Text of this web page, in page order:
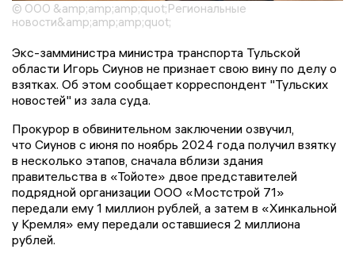
© ООО &amp;amp;amp;quot;Региональные
новости&amp;amp;amp;quot;
Экс-замминистра министра транспорта Тульской
области Игорь Сиунов не признает свою вину по делу о
взятках. Об этом сообщает корреспондент "Тульских
новостей" из зала суда.
Прокурор в обвинительном заключении озвучил,
что Сиунов с июня по ноябрь 2024 года получил взятку
в несколько этапов, сначала вблизи здания
правительства в «Тойоте» двое представителей
подрядной организации ООО «Мостстрой 71»
передали ему 1 миллион рублей, а затем в «Хинкальной
у Кремля» ему передали оставшиеся 2 миллиона
рублей.